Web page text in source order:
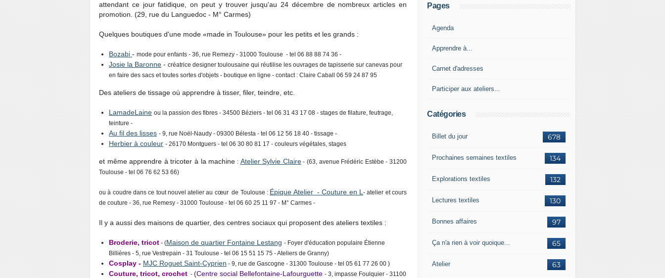
attendant ce jour fatidique, on peut y trouver jusqu'au 24 décembre de nombreux articles en
promotion. (29, rue du Languedoc - M° Carmes)
Quelques boutiques d'une mode «made in Toulouse» pour les petits et les grands :
Bozabi - mode pour enfants - 36, rue Remezy - 31000 Toulouse - tel 06 88 88 74 36 -
Josie la Baronne - créatrice designer toulousaine qui réutilise les ouvrages de tapisserie sur canevas pour
en faire des sacs et toutes sortes d'objets - boutique en ligne - contact : Claire Caball 06 59 24 87 95
Des ateliers de tissage où apprendre à tisser, filer, teindre, etc.
LamadeLaine ou la passion des fibres - 34500 Béziers - tel 06 31 43 17 08 - stages de filature, feutrage,
teinture -
Au fil des lisses - 9, rue Noël-Naudy - 09300 Bélesta - tel 06 12 56 18 40 - tissage -
Herbier à couleur - 26170 Montguers - tel 06 30 80 81 17 - couleurs végétales, stages
et même apprendre à tricoter à la machine : Atelier Sylvie Claire- (63, avenue Frédéric Estèbe - 31200
Toulouse - tel 06 76 62 53 66)
ou à coudre dans ce tout nouvel atelier au cœur de Toulouse : Épique Atelier - Couture en L- atelier et cours
de couture - 36, rue Remesy - 31000 Toulouse - tel 06 60 25 11 97 - M° Carmes -
Il y a aussi des maisons de quartier, des centres sociaux qui proposent des ateliers textiles :
Broderie, tricot - (Maison de quartier Fontaine Lestang - Foyer d'éducation populaire Étienne
Billières - 5, rue Vestrepain - 31 Toulouse - tel 06 15 51 15 75 - Ateliers de Granny)
Cosplay - MJC Roguet Saint-Cyprien - 9, rue de Gascogne - 31300 Toulouse - tel 05 61 77 26 00 )
Couture, tricot, crochet - (Centre social Bellefontaine-Lafourguette - 3, impasse Foulquier - 31100
Pages
Agenda
Apprendre à...
Carnet d'adresses
Participer aux ateliers...
Catégories
678
Billet du jour
134
Prochaines semaines textiles
132
Explorations textiles
130
Lectures textiles
97
Bonnes affaires
65
Ça n'a rien à voir quoique...
63
Atelier